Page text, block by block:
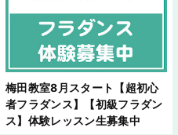
梅田教室8月スタート【超初心
者フラダンス】【初級フラダン
ス】体験レッスン生募集中